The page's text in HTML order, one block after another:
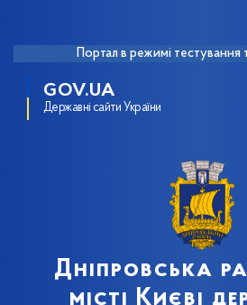
Портал в режимі тестування
GOV.UA
Державні сайти України
Дніпровська
місті Києві